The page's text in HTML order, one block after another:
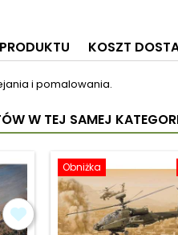
KOSZT
i pomalowania.
W TEJ SAMEJ
Obniżka